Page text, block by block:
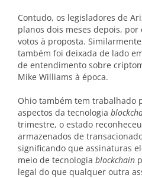
Contudo, os legisladores de
planos dois meses depois,
votos à proposta.
também foi deixada de lado
de entendimento sobre
Mike Williams à época.
Ohio também tem trabalhado
aspectos da tecnologia
trimestre, o estado
armazenados de
significando que assinaturas
meio de tecnologia blockchain
legal do que qualquer outra